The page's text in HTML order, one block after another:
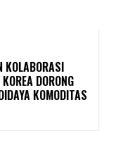
KOLABORASI
DORONG
KOMODITAS